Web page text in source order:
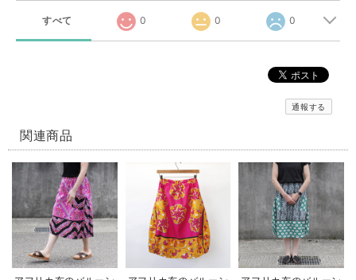
すべて 0 0 0
通報する
関連商品